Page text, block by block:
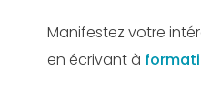
Manifestez votre
en écrivant à